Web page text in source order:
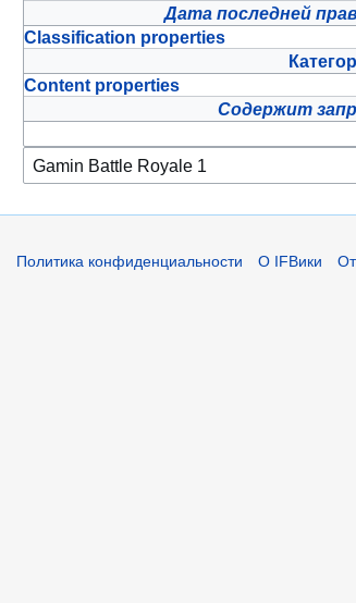
Дата последней
Classification properties
Content properties
Содержит
Политика конфиденциальности О IFВики